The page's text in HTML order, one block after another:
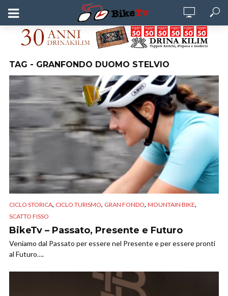
TAG - GRANFONDO DUOMO STELVIO
CICLO STORICA, CICLO TURISMO, GRAN FONDO, MOUNTAIN BIKE,
SCATTO FISSO
BikeTv – Passato, Presente e Futuro
Veniamo dal Passato per essere nel Presente e per essere pronti
al Futuro….